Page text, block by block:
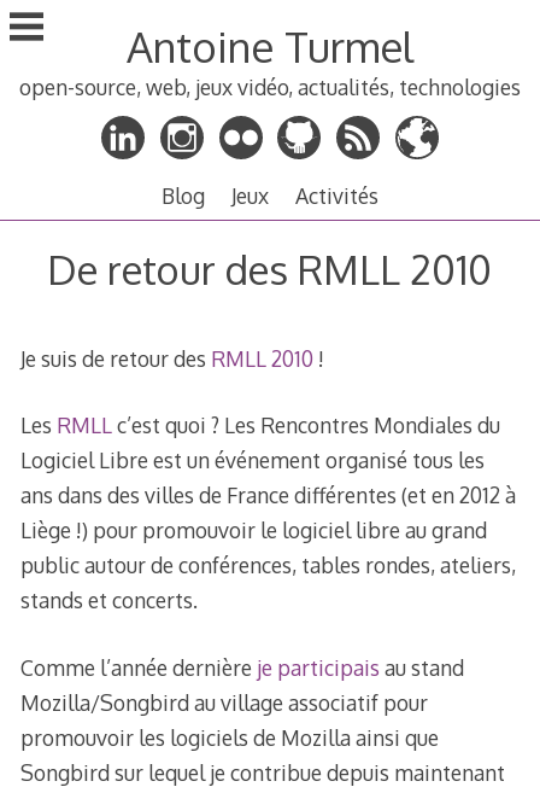
Aller
au
principal
Antoine Turmel
open-source, web, jeux vidéo, actualités, technologies
Blog Jeux Activités
De retour des RMLL 2010
Je suis de retour des RMLL 2010 !
Les RMLLc’est quoi ? Les Rencontres Mondiales du
Logiciel Libre est un événement organisé tous les
ans dans des villes de France différentes (et en 2012 à
Liège !) pour promouvoir le logiciel libre au grand
public autour de conférences, tables rondes, ateliers,
stands et concerts.
Comme l’année dernière je participais au stand
Mozilla/Songbird au village associatif pour
promouvoir les logiciels de Mozilla ainsi que
Songbird sur lequel je contribue depuis maintenant